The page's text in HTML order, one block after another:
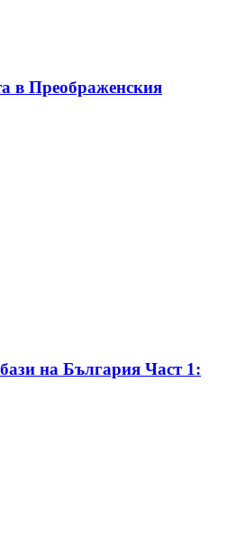
в Преображенския
на България Част 1: